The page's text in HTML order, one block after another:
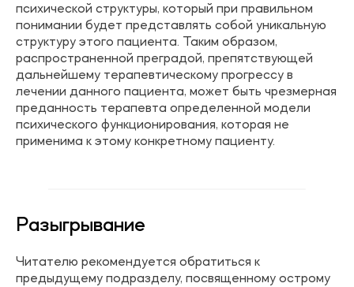
психической структуры, который при правильном
понимании будет представлять собой уникальную
структуру этого пациента. Таким образом,
распространенной преградой, препятствующей
дальнейшему терапевтическому прогрессу в
лечении данного пациента, может быть чрезмерная
преданность терапевта определенной модели
психического функционирования, которая не
применима к этому конкретному пациенту.
Разыгрывание
Читателю рекомендуется обратиться к
предыдущему подразделу, посвященному острому